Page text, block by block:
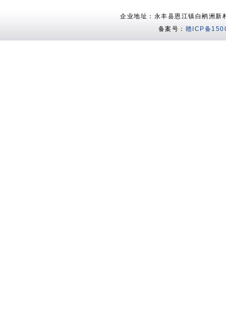
企业地址：永丰县恩江镇白鹇洲
备案号： 赣ICP备